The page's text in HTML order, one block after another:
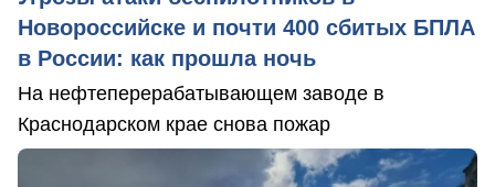
Новороссийске и почти 400 сбитых БПЛА
в России: как прошла ночь
На нефтеперерабатывающем заводе в
Краснодарском крае снова пожар